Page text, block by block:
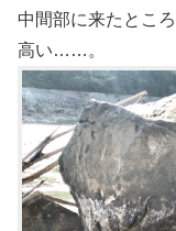
中間部に来たとこ
高い……。